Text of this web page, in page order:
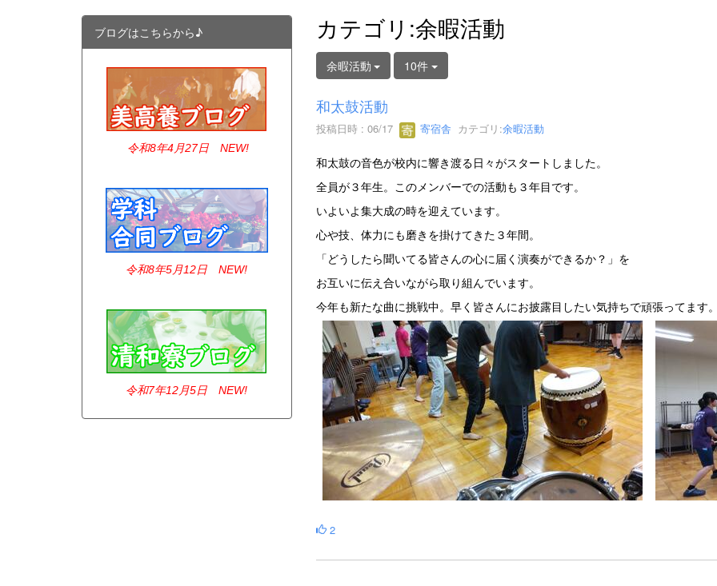
カテゴリ:余暇活動
余暇活動 10件
和太鼓活動
投稿日時 : 06/17 寄宿舎 カテゴリ:余暇活動
和太鼓の音色が校内に響き渡る日々がスタートしました。
全員が３年生。このメンバーでの活動も３年目です。
いよいよ集大成の時を迎えています。
心や技、体力にも磨きを掛けてきた３年間。
「どうしたら聞いてる皆さんの心に届く演奏ができるか？」を
お互いに伝え合いながら取り組んでいます。
今年も新たな曲に挑戦中。早く皆さんにお披露目したい気持ちで頑張ってます
2
ブログはこちらから♪
令和8年4月27日 NEW!
令和8年5月12日 NEW!
令和7年12月5日 NEW!